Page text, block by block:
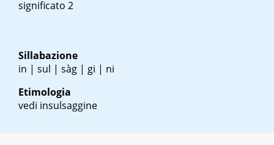
significato 2
Sillabazione
in | sul | sàg | gi | ni
Etimologia
vedi insulsaggine